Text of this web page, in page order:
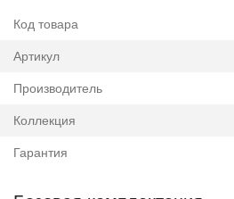
Код товара
Артикул
Производитель
Коллекция
Гарантия